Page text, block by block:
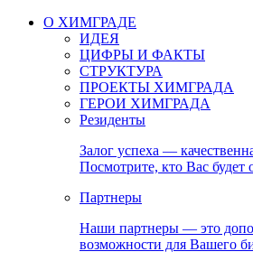
О ХИМГРАДЕ
ИДЕЯ
ЦИФРЫ И ФАКТЫ
СТРУКТУРА
ПРОЕКТЫ ХИМГРАДА
ГЕРОИ ХИМГРАДА
Резиденты
Залог успеха —
Посмотрите, кто Вас будет
Партнеры
Наши партнеры — это
возможности для Вашего